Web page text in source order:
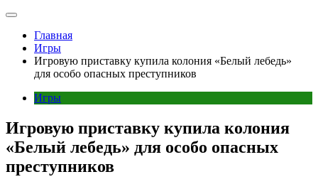
Главная
Игры
Игровую приставку купила колония «Белый лебедь»
для особо опасных преступников
Игры
Игровую приставку купила колония
«Белый лебедь» для особо опасных
преступников